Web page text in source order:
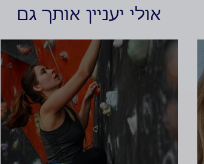
אולי יעניין אותך גם